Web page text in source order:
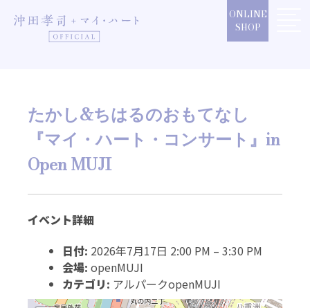
ONLINE
SHOP
たかし&ちはるのおもてなし
『マイ・ハート・コンサート』in
Open MUJI
イベント詳細
日付: 2026年7月17日 2:00 PM – 3:30 PM
会場: openMUJI
カテゴリ: アルパークopenMUJI